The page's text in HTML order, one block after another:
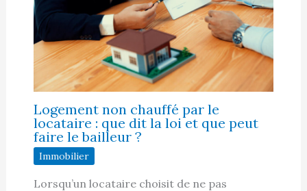
Logement non chauffé par le
locataire : que dit la loi et que peut
faire le bailleur ?
Immobilier
Lorsqu’un locataire choisit de ne pas